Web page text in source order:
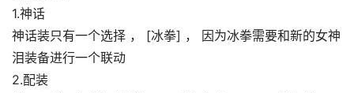
1.神话
神话装只有一个选择 ， [冰拳] ， 因为冰拳需要和新的女神
泪装备进行一个联动
2.配装